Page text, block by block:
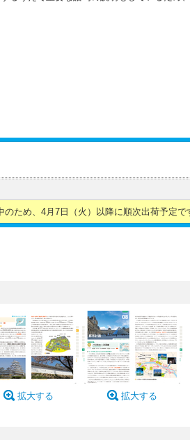
ため、4月7日（火）以降に順次出荷予定で
拡大する 拡大する